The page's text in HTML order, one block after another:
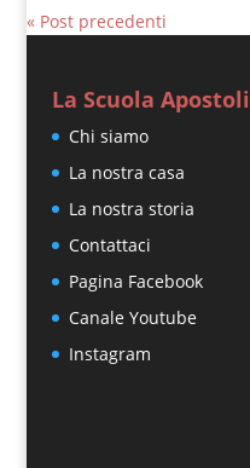
« Post precedenti
La Scuola
Chi siamo
La nostra casa
La nostra storia
Contattaci
Pagina Facebook
Canale Youtube
Instagram